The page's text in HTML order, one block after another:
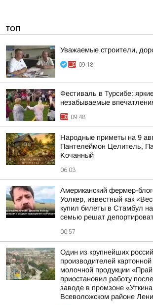
ТОП
Уважаемые строители,
09:18
Фестиваль в Турсибе:
незабываемые
09:48
Hapoдныe пpимeты нa 9
Пaнтeлeймoн Цeлитeль,
Koчaнный
06:03
Американский фермер-
Уолкер, известный как
купил билеты в Стамбул
семью решат
00:57
Один из крупнейших
производителей
молочной продукции
приостановил работу
заводе в промзоне
Всеволожском районе